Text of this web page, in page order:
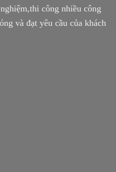
công nhiều công
và đạt yêu cầu của khách